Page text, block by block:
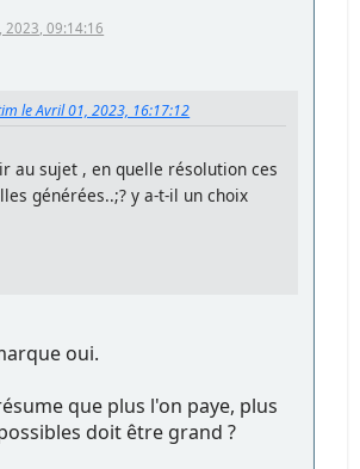
2023, 09:14:16
le Avril 01, 2023, 16:17:12
au sujet , en quelle résolution ces
générées..;? y a-t-il un choix
oui.
que plus l'on paye, plus
doit être grand ?